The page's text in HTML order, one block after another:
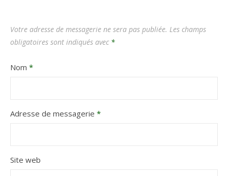
Votre adresse de messagerie ne sera pas publiée. Les champs
obligatoires sont indiqués avec *
Nom *
Adresse de messagerie *
Site web